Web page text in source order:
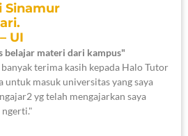
Sinamur
UI
materi dari kampus"
terima kasih kepada Halo Tutor
untuk masuk universitas yang saya
yg telah mengajarkan saya
ngerti."